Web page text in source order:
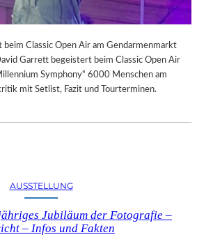
Classic Open Air am Gendarmenmarkt
Garrett begeistert beim Classic Open Air
Symphony“ 6000 Menschen am
mit Setlist, Fazit und Tourterminen.
AUSSTELLUNG
Jubiläum der Fotografie –
– Infos und Fakten